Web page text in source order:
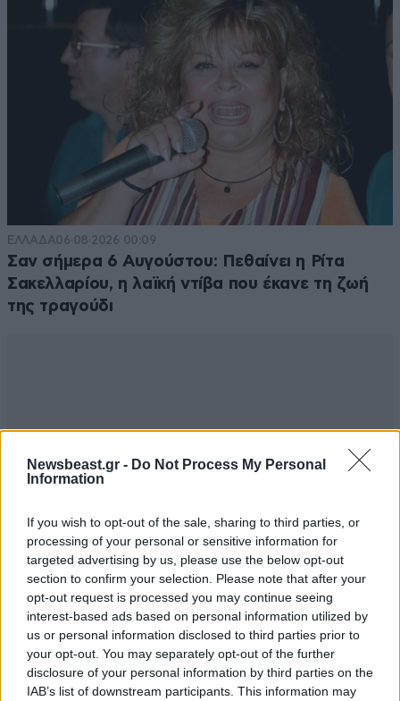
Newsbeast.gr - Do Not Process My Personal
Information
If you wish to opt-out of the sale, sharing to third parties, or
processing of your personal or sensitive information for
targeted advertising by us, please use the below opt-out
section to confirm your selection. Please note that after your
opt-out request is processed you may continue seeing
interest-based ads based on personal information utilized by
us or personal information disclosed to third parties prior to
your opt-out. You may separately opt-out of the further
disclosure of your personal information by third parties on the
IAB’s list of downstream participants. This information may
ΕΛΛΑΔΑ06·08·2026 00:09
Σαν σήμερα 6 Αυγούστου: Πεθαίνει η Ρίτα
Σακελλαρίου, η λαϊκή ντίβα που έκανε τη ζωή
της τραγούδι